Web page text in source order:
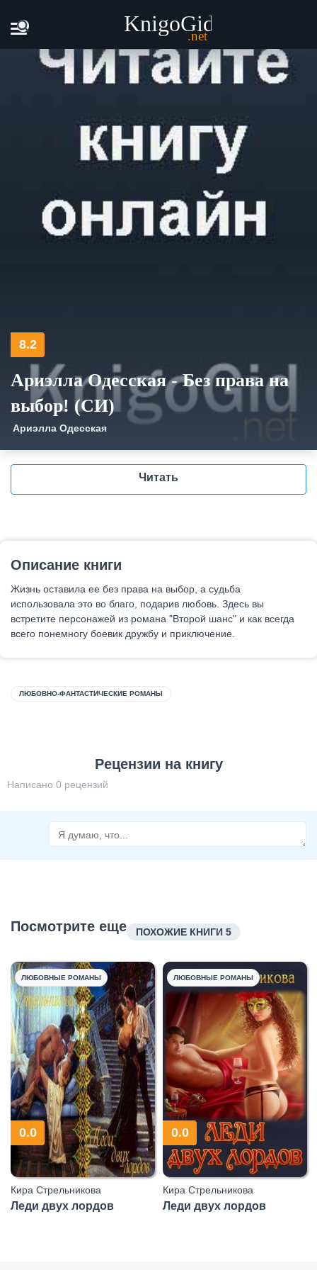
Главная Ариэлла Одесская - Без права на
8.2
Ариэлла Одесская - Без права на
выбор! (СИ)
Ариэлла Одесская
Читать
Описание книги
Жизнь оставила ее без права на выбор, а судьба
использовала это во благо, подарив любовь. Здесь вы
встретите персонажей из романа "Второй шанс" и как всегда
всего понемногу боевик дружбу и приключение.
ЛЮБОВНО-ФАНТАСТИЧЕСКИЕ РОМАНЫ
Рецензии на книгу
Написано 0 рецензий
Посмотрите еще ПОХОЖИЕ КНИГИ 5
ЛЮБОВНЫЕ РОМАНЫ
0.0
Кира Стрельникова
Леди двух лордов
ЛЮБОВНЫЕ РОМАНЫ
0.0
Кира Стрельникова
Леди двух лордов